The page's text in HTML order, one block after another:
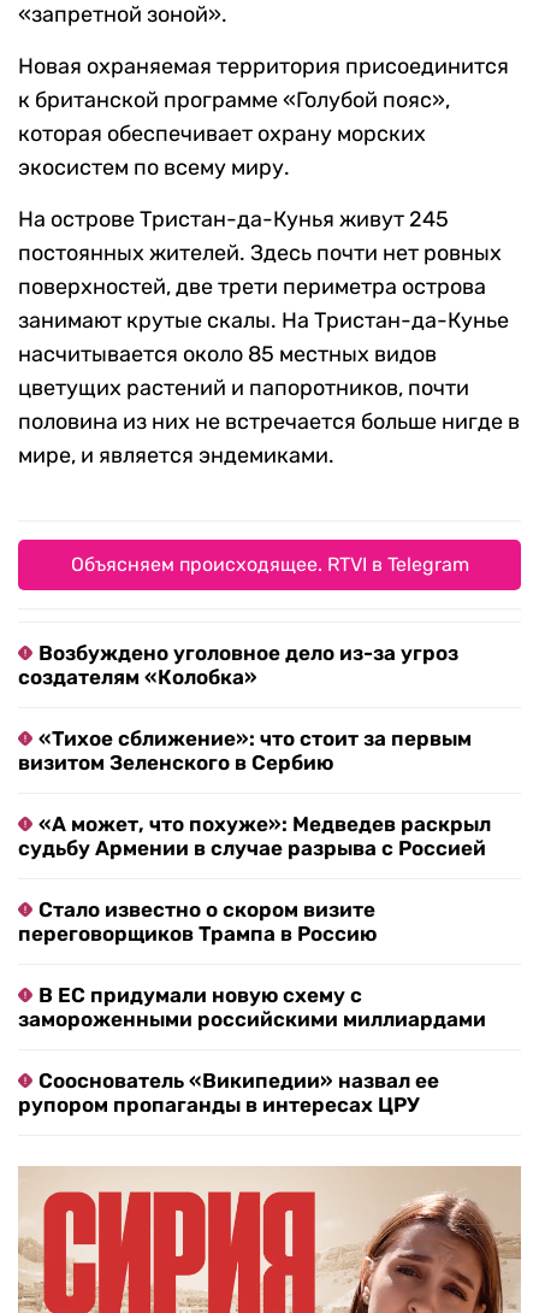
«запретной зоной».
Новая охраняемая территория присоединится
к британской программе «Голубой пояс»,
которая обеспечивает охрану морских
экосистем по всему миру.
На острове Тристан-да-Кунья живут 245
постоянных жителей. Здесь почти нет ровных
поверхностей, две трети периметра острова
занимают крутые скалы. На Тристан-да-Кунье
насчитывается около 85 местных видов
цветущих растений и папоротников, почти
половина из них не встречается больше нигде в
мире, и является эндемиками.
Объясняем происходящее. RTVI в Telegram
Возбуждено уголовное дело из-за угроз
создателям «Колобка»
«Тихое сближение»: что стоит за первым
визитом Зеленского в Сербию
«А может, что похуже»: Медведев раскрыл
судьбу Армении в случае разрыва с Россией
Стало известно о скором визите
переговорщиков Трампа в Россию
В ЕС придумали новую схему с
замороженными российскими миллиардами
Сооснователь «Википедии» назвал ее
рупором пропаганды в интересах ЦРУ